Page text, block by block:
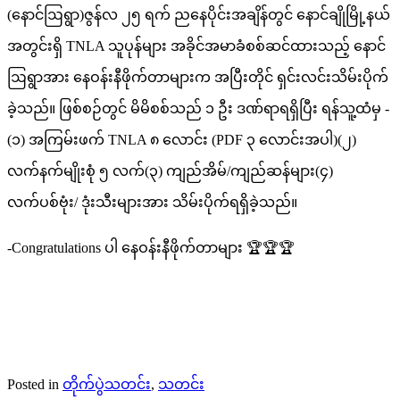
(နောင်ဩရွာ)ဇွန်လ ၂၅ ရက် ညနေပိုင်းအချိန်တွင် နောင်ချိုမြို့နယ်
အတွင်းရှိ TNLA သူပုန်များ အခိုင်အမာခံစစ်ဆင်ထားသည့် နောင်
ဩရွာအား နေဝန်းနီဖိုက်တာများက အပြီးတိုင် ရှင်းလင်းသိမ်းပိုက်
ခဲ့သည်။ ဖြစ်စဉ်တွင် မိမိစစ်သည် ၁ ဦး ဒဏ်ရာရရှိပြီး ရန်သူ့ထံမှ -
(၁) အကြမ်းဖက် TNLA ၈ လောင်း (PDF ၃ လောင်းအပါ)(၂)
လက်နက်မျိုးစုံ ၅ လက်(၃) ကျည်အိမ်/ကျည်ဆန်များ(၄)
လက်ပစ်ဗုံး/ ဒုံးသီးများအား သိမ်းပိုက်ရရှိခဲ့သည်။
-Congratulations ပါ နေဝန်းနီဖိုက်တာများ 🏆🏆🏆
Posted in တိုက်ပွဲသတင်း, သတင်း